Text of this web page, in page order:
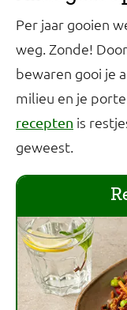
Per jaar gooien
weg. Zonde!
bewaren gooi je
milieu en je
recepten is
geweest.